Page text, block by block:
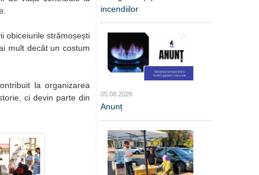
obiceiurile strămoșești
mult decât un costum
la organizarea
ci devin parte din
incendiilor
05.08.2026
Anunț